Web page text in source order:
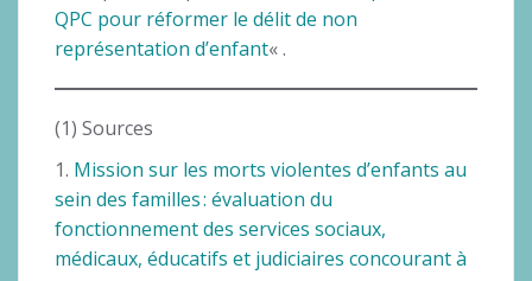
QPC pour réformer le délit de non
représentation d’enfant« .
(1) Sources
1. Mission sur les morts violentes d’enfants au
sein des familles : évaluation du
fonctionnement des services sociaux,
médicaux, éducatifs et judiciaires concourant à